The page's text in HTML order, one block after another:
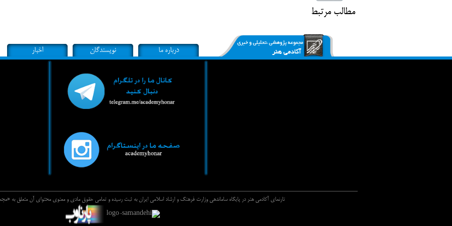
مطالب مرتبط
درباره ما نویسندگان اخبار
تارنماي آکادمي هنر در پايگاه ساماندهي وزارت فرهنگ و ارشاد اسلامي ايران به ثبت رسيده و تمامي حقوق مادي و معنوي محتواي آن متعلق به